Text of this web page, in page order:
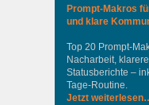
Prompt-Makros
und klare
Top 20 Prompt-
Nacharbeit,
Statusberichte –
Tage-Routine.
Jetzt